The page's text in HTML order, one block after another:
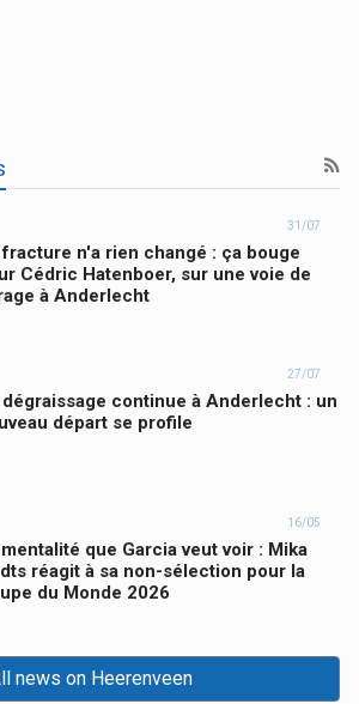
31/07
fracture n'a rien changé : ça bouge
Cédric Hatenboer, sur une voie de
à Anderlecht
27/07
dégraissage continue à Anderlecht : un
départ se profile
16/05
que Garcia veut voir : Mika
réagit à sa non-sélection pour la
du Monde 2026
news on Heerenveen